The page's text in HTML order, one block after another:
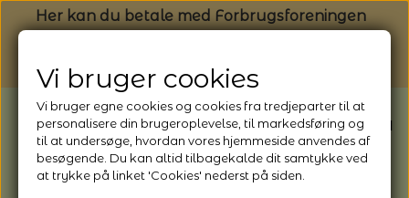
Her kan du betale med Forbrugsforeningen
BEMÆRK: Butikken har ferielukket* fra
1/8 - 9/8 - 2026
*Webshoppen er åben og sender hele
Vi bruger cookies
Vi bruger egne cookies og cookies fra tredjeparter til at
personalisere din brugeroplevelse, til markedsføring og
til at undersøge, hvordan vores hjemmeside anvendes af
besøgende. Du kan altid tilbagekalde dit samtykke ved
at trykke på linket 'Cookies' nederst på siden.